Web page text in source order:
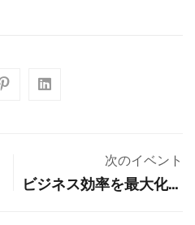
次のイベント
ビジネス効率を最大化！